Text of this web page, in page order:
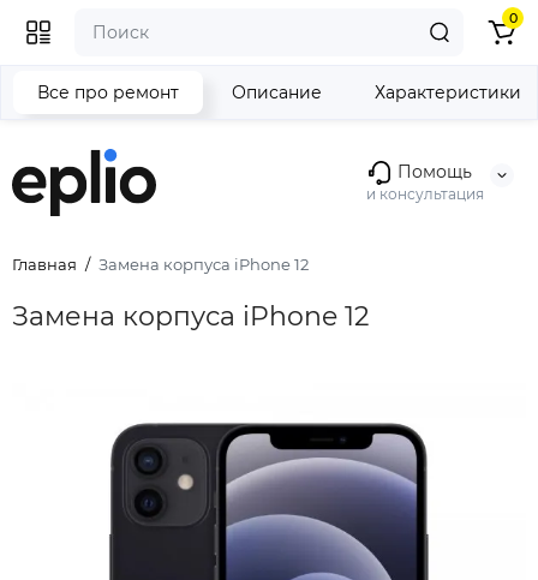
Помощь
и консультация
0
Главная Замена корпуса iPhone 12
Замена корпуса iPhone 12
Все про ремонт Описание Характеристики